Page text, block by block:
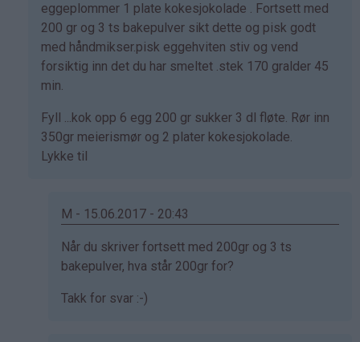
eggeplommer 1 plate kokesjokolade . Fortsett med
200 gr og 3 ts bakepulver sikt dette og pisk godt
med håndmikser.pisk eggehviten stiv og vend
forsiktig inn det du har smeltet .stek 170 gralder 45
min.
Fyll ...kok opp 6 egg 200 gr sukker 3 dl fløte. Rør inn
350gr meierismør og 2 plater kokesjokolade.
Lykke til
M - 15.06.2017 - 20:43
Som
svar
av
Når du skriver fortsett med 200gr og 3 ts
bakepulver, hva står 200gr for?
Takk for svar :-)